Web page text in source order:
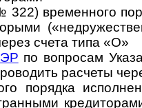
322) временного
счета типа «О»
по во­п­ро­сам
рас­че­ты
порядка